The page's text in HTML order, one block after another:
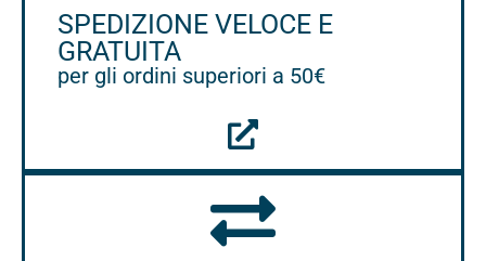
SPEDIZIONE VELOCE E
GRATUITA
per gli ordini superiori a 50€